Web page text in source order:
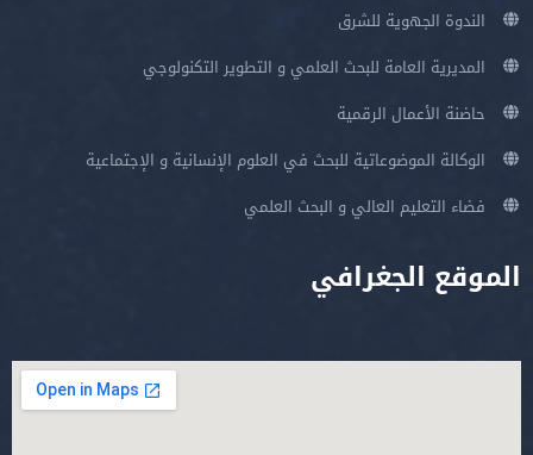
الندوة الجهوية للشرق
المديرية العامة للبحث العلمي و التطوير التكنولوجي
حاضنة الأعمال الرقمية
الوكالة الموضوعاتية للبحث في العلوم الإنسانية و الإجتماعية
فضاء التعليم العالي و البحث العلمي
الموقع الجغرافي